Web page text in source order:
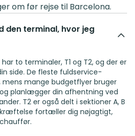
om før rejse til Barcelona.
den terminal, hvor jeg
to terminaler, T1 og T2, og der er
side. De fleste fuldservice-
mens mange budgetflyer bruger
planlægger din afhentning ved
T2 er også delt i sektioner A, B
fortæller dig nøjagtigt,